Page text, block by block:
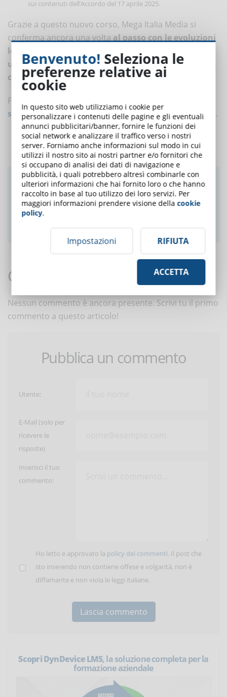
sui contenuti dell’Accordo del 17 aprile 2025.
Grazie a questo nuovo corso, Mega Italia Media si
conferma ancora una voltaal passo con le evoluzioni
legislative
, offrendo ai professionisti della sicurezza
una soluzione formativa aggiornata, riconosciuta e
conforme ai nuovi standard nazionali.
Per ulteriori informazioni o per iscriverti,
scheda del corsodisponibile sul sito Mega Italia Media.
Ti è piaciuto questo articolo? Iscriviti alla
newsletter e ricevi le notizie settimanali!
Commenti:
Nessun commento è ancora presente. Scrivi tu il primo
commento a questo articolo!
Pubblica un commento
Utente:
E-Mail (solo per
ricevere le
risposte)
Inserisci il tuo
commento:
Ho letto e approvato la policy dei commenti. Il post che
sto inserendo non contiene offese e volgarità, non è
diffamante e non viola le leggi italiane.
Scopri DynDevice LMS, la soluzione completa per la
formazione aziendale
Benvenuto! Seleziona le
preferenze relative ai
cookie
In questo sito web utilizziamo i cookie per
personalizzare i contenuti delle pagine e gli eventuali
annunci pubblicitari/banner, fornire le funzioni dei
social network e analizzare il traffico verso i nostri
server. Forniamo anche informazioni sul modo in cui
utilizzi il nostro sito ai nostri partner e/o fornitori che
si occupano di analisi dei dati di navigazione e
pubblicità, i quali potrebbero altresì combinarle con
ulteriori informazioni che hai fornito loro o che hanno
raccolto in base al tuo utilizzo dei loro servizi. Per
maggiori informazioni prendere visione dellacookie
policy.
Impostazioni RIFIUTA
ACCETTA